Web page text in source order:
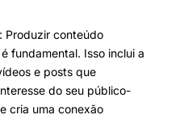
: Produzir conteúdo
fundamental. Isso inclui a
e posts que
do seu público-
cria uma conexão